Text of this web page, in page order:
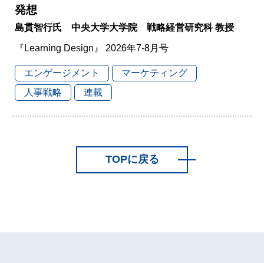
発想
島貫智行氏 中央大学大学院 戦略経営研究科 教授
『Learning Design』 2026年7-8月号
エンゲージメント
マーケティング
人事戦略
連載
TOPに戻る